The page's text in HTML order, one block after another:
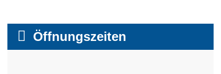
Öffnungszeiten